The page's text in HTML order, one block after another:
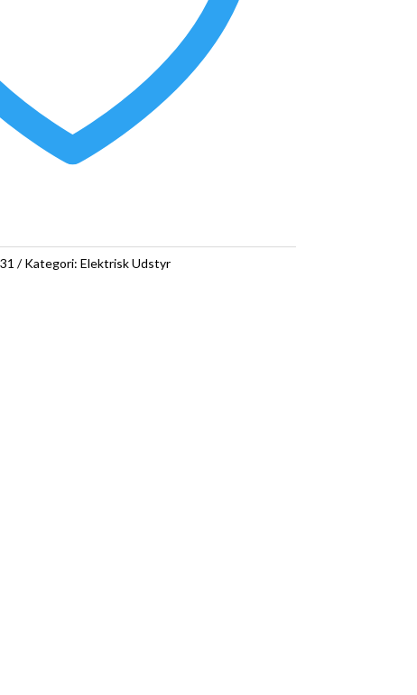
Kategori: Elektrisk Udstyr